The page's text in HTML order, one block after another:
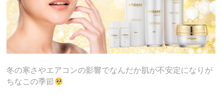
冬の寒さやエアコンの影響でなんだか肌が不安定になりが
ちなこの季節